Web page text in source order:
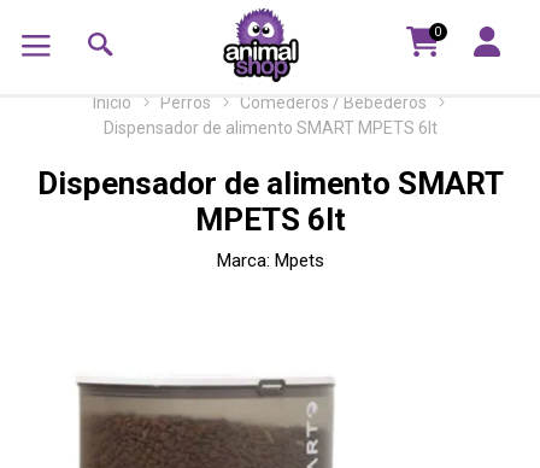
0
Inicio Perros
Comederos / Bebederos
Dispensador de alimento SMART MPETS 6lt
Dispensador de alimento SMART
MPETS 6lt
Marca: Mpets